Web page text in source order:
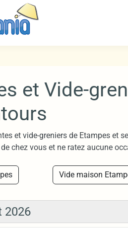
et Vide-
et vide-greniers de Etampes et
chez vous et ne ratez aucune
Vide maison
2026